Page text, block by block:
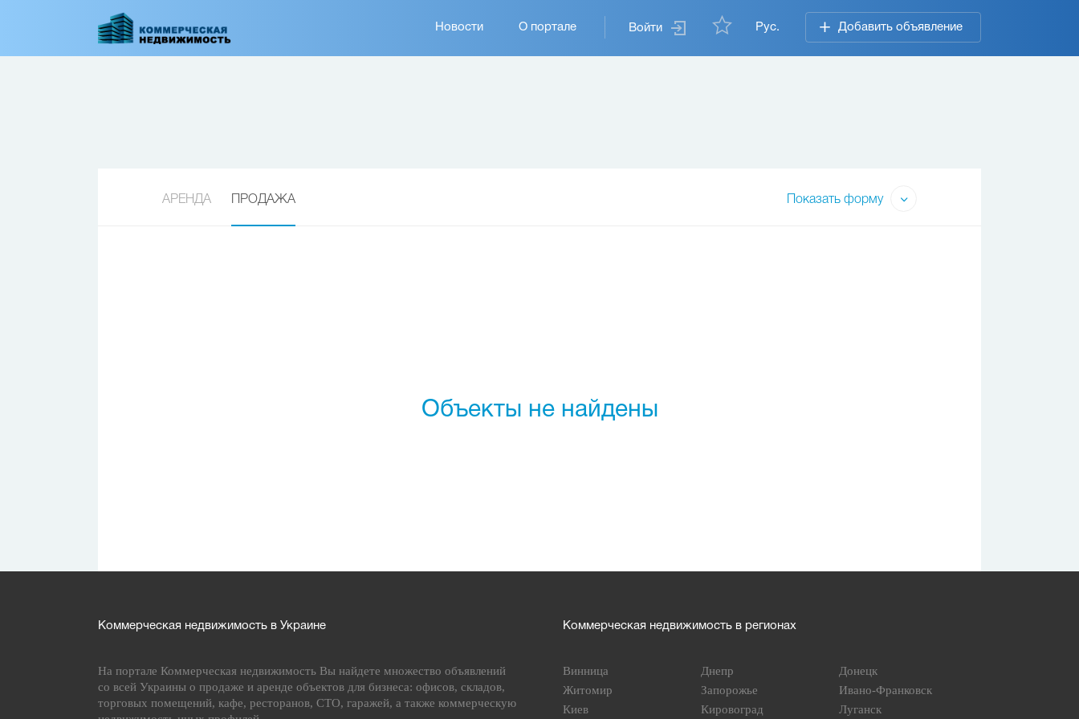
Войти Рус. Добавить объявление
Основная
навигация
Новости О портале
АРЕНДА ПРОДАЖА Показать форму
Объекты не найдены
Коммерческая недвижимость в Украине
На портале Коммерческая недвижимость Вы найдете множество объявлений
со всей Украины о продаже и аренде объектов для бизнеса: офисов, складов,
торговых помещений, кафе, ресторанов, СТО, гаражей, а также коммерческую
Коммерческая недвижимость в регионах
Винница Днепр
Донецк
Житомир
Запорожье
Ивано-Франковск
Киев
Кировоград Луганск